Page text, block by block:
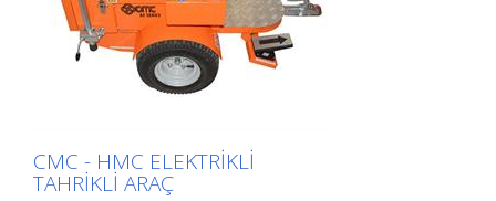
CMC - HMC ELEKTRIKLI
TAHRIKLI ARAÇ